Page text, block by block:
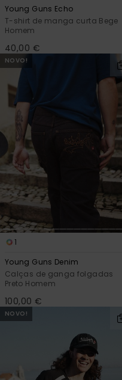
Young Guns Echo
T-shirt de manga curta Bege
Homem
40,00 €
NOVO!
1
Young Guns Denim
Calças de ganga folgadas
Preto Homem
100,00 €
NOVO!